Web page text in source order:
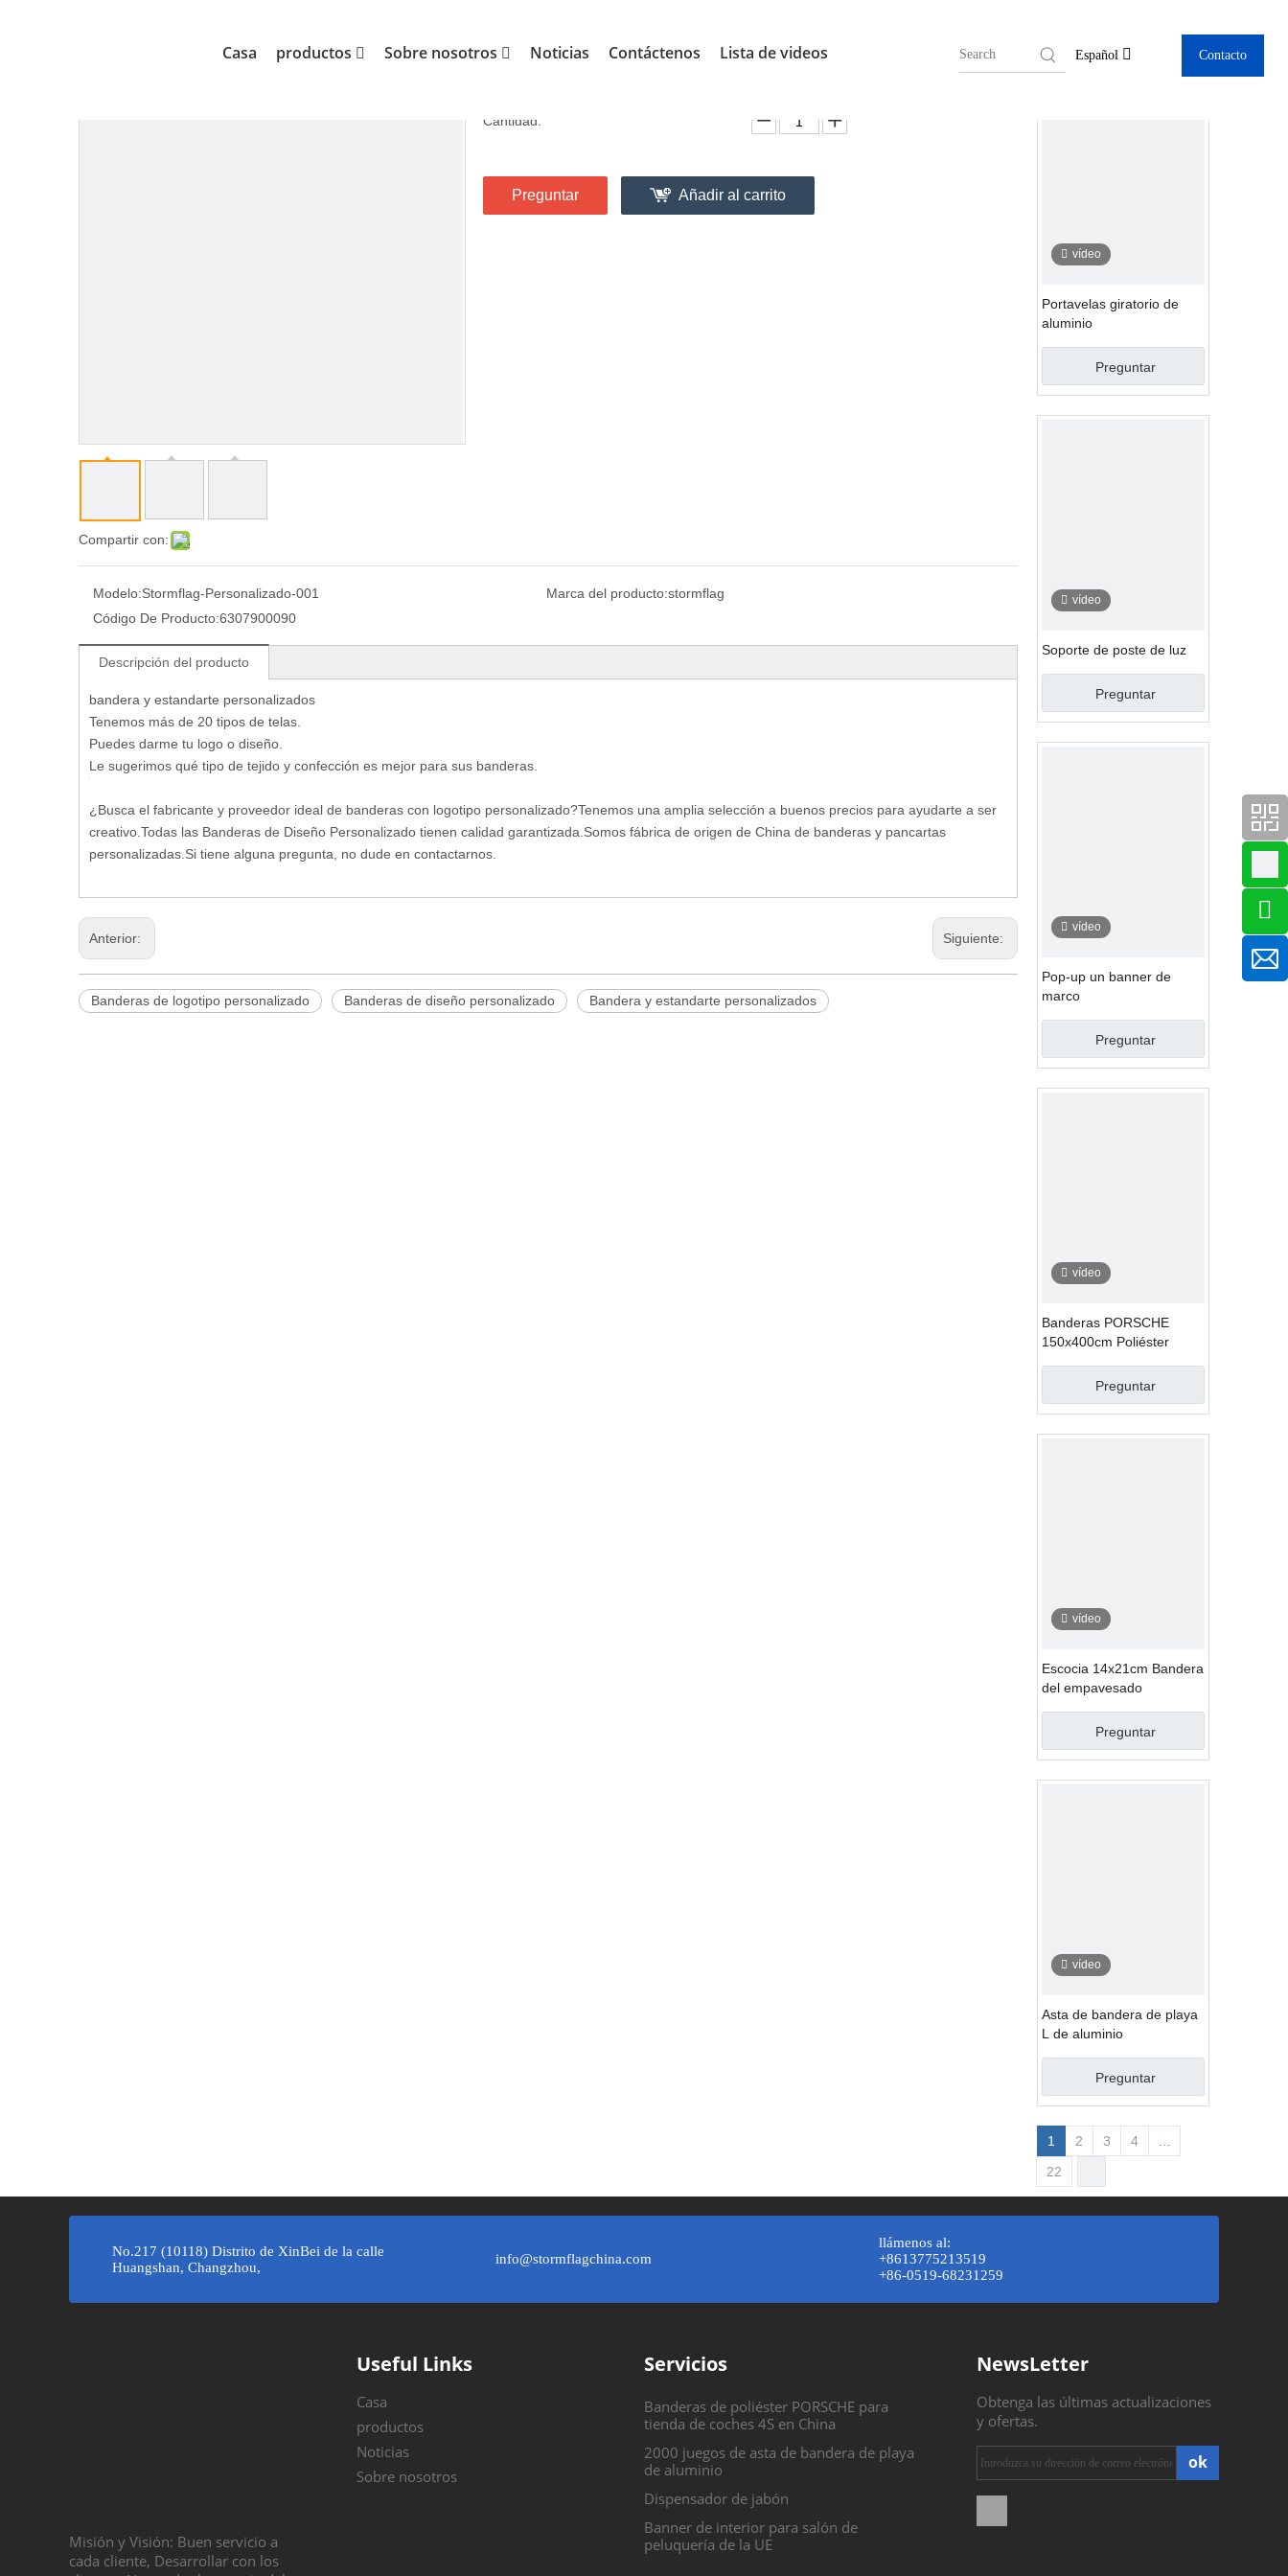
Casa productos Sobre nosotros Noticias Contáctenos Lista de videos Español Contacto
Compartir con:
Cantidad:
Preguntar Añadir al carrito
Modelo:Stormflag-Personalizado-001 Marca del producto:stormflag
Código De Producto:6307900090
Descripción del producto
bandera y estandarte personalizados
Tenemos más de 20 tipos de telas.
Puedes darme tu logo o diseño.
Le sugerimos qué tipo de tejido y confección es mejor para sus banderas.
¿Busca el fabricante y proveedor ideal de banderas con logotipo personalizado?Tenemos una amplia selección a buenos precios para ayudarte a ser
creativo.Todas las Banderas de Diseño Personalizado tienen calidad garantizada.Somos fábrica de origen de China de banderas y pancartas
personalizadas.Si tiene alguna pregunta, no dude en contactarnos.
Anterior: Siguiente:
Banderas de logotipo personalizado Banderas de diseño personalizado Bandera y estandarte personalizados
vídeo
Portavelas giratorio de
aluminio
Preguntar
vídeo
Soporte de poste de luz
Preguntar
vídeo
Pop-up un banner de
marco
Preguntar
vídeo
Banderas PORSCHE
150x400cm Poliéster
Preguntar
vídeo
Escocia 14x21cm Bandera
del empavesado
Preguntar
vídeo
Asta de bandera de playa
L de aluminio
Preguntar
1 2 3 4
22
No.217 (10118) Distrito de XinBei de la calle
Huangshan, Changzhou,
info@stormflagchina.com
llámenos al:
+8613775213519
+86-0519-68231259
Misión y Visión: Buen servicio a
cada cliente, Desarrollar con los
Useful Links
Casa
productos
Noticias
Sobre nosotros
Servicios
Banderas de poliéster PORSCHE para
tienda de coches 4S en China
2000 juegos de asta de bandera de playa
de aluminio
Dispensador de jabón
Banner de interior para salón de
peluquería de la UE
NewsLetter
Obtenga las últimas actualizaciones
y ofertas.
ok